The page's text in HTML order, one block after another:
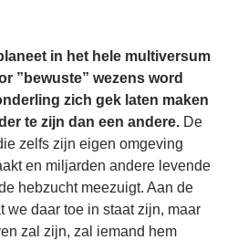
in het hele multiversum
”bewuste” wezens word
zich gek laten maken
te zijn dan een andere. De
zelfs zijn eigen omgeving
en miljarden andere levende
hebzucht meezuigt. Aan de
we daar toe in staat zijn, maar
zal zijn, zal iemand hem